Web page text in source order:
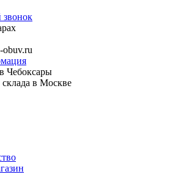
звонок
Чебоксары
склада в Москве